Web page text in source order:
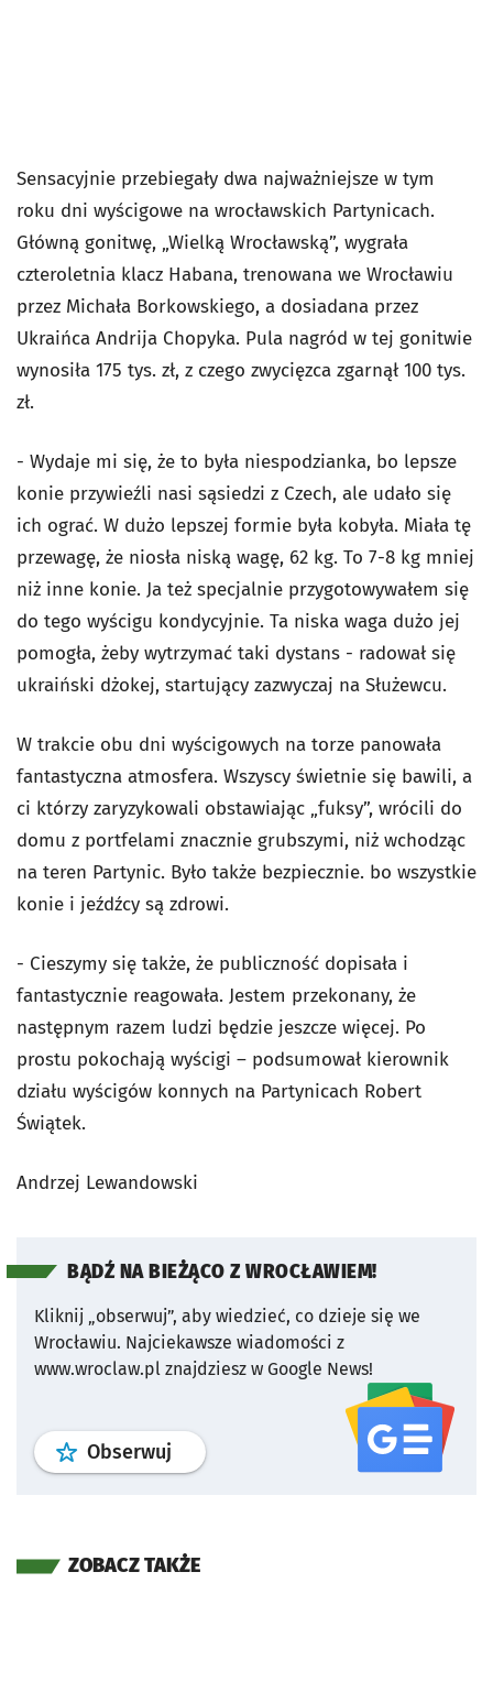
Sensacyjnie przebiegały dwa najważniejsze w tym
roku dni wyścigowe na wrocławskich Partynicach.
Główną gonitwę, „Wielką Wrocławską”, wygrała
czteroletnia klacz Habana, trenowana we Wrocławiu
przez Michała Borkowskiego, a dosiadana przez
Ukraińca Andrija Chopyka. Pula nagród w tej gonitwie
wynosiła 175 tys. zł, z czego zwycięzca zgarnął 100 tys.
zł.
- Wydaje mi się, że to była niespodzianka, bo lepsze
konie przywieźli nasi sąsiedzi z Czech, ale udało się
ich ograć. W dużo lepszej formie była kobyła. Miała tę
przewagę, że niosła niską wagę, 62 kg. To 7-8 kg mniej
niż inne konie. Ja też specjalnie przygotowywałem się
do tego wyścigu kondycyjnie. Ta niska waga dużo jej
pomogła, żeby wytrzymać taki dystans - radował się
ukraiński dżokej, startujący zazwyczaj na Służewcu.
W trakcie obu dni wyścigowych na torze panowała
fantastyczna atmosfera. Wszyscy świetnie się bawili, a
ci którzy zaryzykowali obstawiając „fuksy”, wrócili do
domu z portfelami znacznie grubszymi, niż wchodząc
na teren Partynic. Było także bezpiecznie. bo wszystkie
konie i jeźdźcy są zdrowi.
- Cieszymy się także, że publiczność dopisała i
fantastycznie reagowała. Jestem przekonany, że
następnym razem ludzi będzie jeszcze więcej. Po
prostu pokochają wyścigi – podsumował kierownik
działu wyścigów konnych na Partynicach Robert
Świątek.
Andrzej Lewandowski
BĄDŹ NA BIEŻĄCO Z WROCŁAWIEM!
Kliknij „obserwuj”, aby wiedzieć, co dzieje się we
Wrocławiu. Najciekawsze wiadomości z
www.wroclaw.pl znajdziesz w Google News!
Obserwuj profil serwisu
ZOBACZ TAKŻE